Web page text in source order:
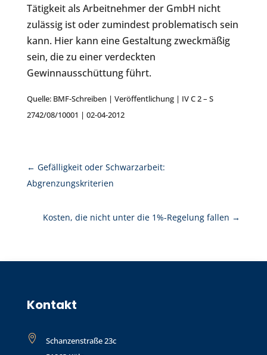
Tätigkeit als Arbeitnehmer der GmbH nicht
zulässig ist oder zumindest problematisch sein
kann. Hier kann eine Gestaltung zweckmäßig
sein, die zu einer verdeckten
Gewinnausschüttung führt.
Quelle: BMF-Schreiben | Veröffentlichung | IV C 2 – S
2742/08/10001 | 02-04-2012
← Gefälligkeit oder Schwarzarbeit:
Abgrenzungskriterien
Kosten, die nicht unter die 1%-Regelung fallen →
Kontakt

Schanzenstraße 23c